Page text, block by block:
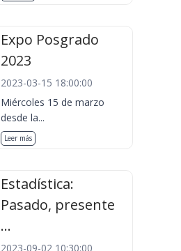
Expo Posgrado
2023
2023-03-15 18:00:00
Miércoles 15 de marzo
desde la...
Leer más
Estadística:
Pasado, presente
...
2023-09-02 10:30:00